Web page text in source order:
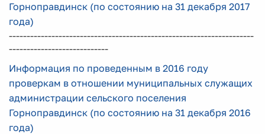
Горноправдинск (по состоянию на 31 декабря 2017
года)
---------------------------------------------------------------------
----------------------------
Информация по проведенным в 2016 году
проверкам в отношении муниципальных служащих
администрации сельского поселения
Горноправдинск (по состоянию на 31 декабря 2016
года)